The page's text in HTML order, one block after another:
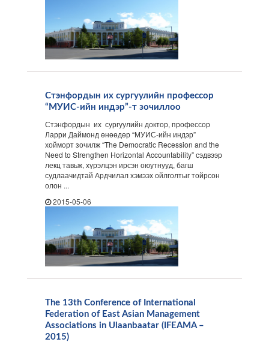
Стэнфордын их сургуулийн профессор
“МУИС-ийн индэр”-т зочиллоо
Стэнфордын их сургуулийн доктор, профессор
Ларри Даймонд өнөөдөр “МУИС-ийн индэр”
хойморт зочилж “The Democratic Recession and the
Need to Strengthen Horizontal Accountability” сэдвээр
лекц тавьж, хүрэлцэн ирсэн оюутнууд, багш
судлаачидтай Ардчилал хэмээх ойлголтыг тойрсон
олон ...
2015-05-06
The 13th Conference of International
Federation of East Asian Management
Associations in Ulaanbaatar (IFEAMA –
2015)